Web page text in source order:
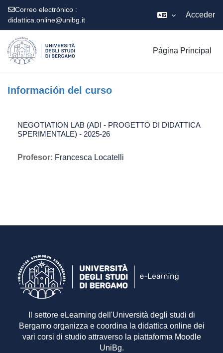
Correo electrónico :
didattica.online@unibg.it
Acceder
Página Principal
Información del curso
NEGOTIATION LAB (ADI - PROGETTO DI DIDATTICA
SPERIMENTALE) - 2025-26
Profesor: Francesca Locatelli
Il settore eLearning dell'Università degli studi di
Bergamo organizza e coordina la didattica online dei
vari corsi di studio attraverso la piattaforma Moodle
UniBg.